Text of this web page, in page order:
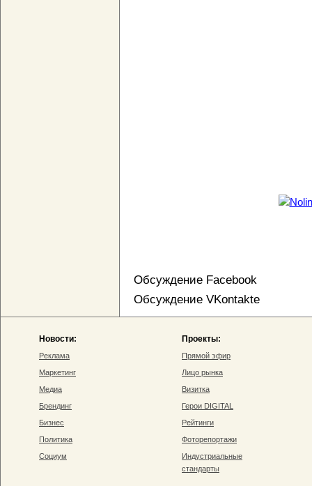
Обсуждение Facebook
Обсуждение VKontakte
Новости:
Реклама
Маркетинг
Медиа
Брендинг
Бизнес
Политика
Социум
Проекты:
Прямой эфир
Лицо рынка
Визитка
Герои DIGITAL
Рейтинги
Фоторепортажи
Индустриальные
стандарты